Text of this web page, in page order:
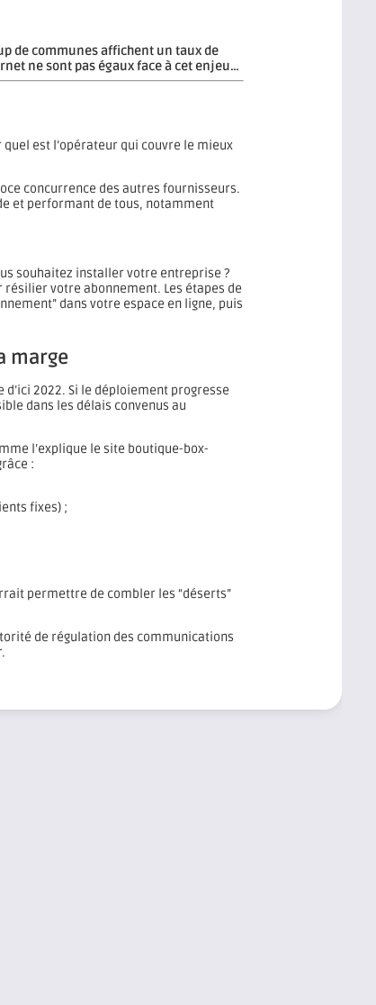
de communes affichent un taux de
ne sont pas égaux face à cet enjeu…
quel est l’opérateur qui couvre le mieux
concurrence des autres fournisseurs.
et performant de tous, notamment
souhaitez installer votre entreprise ?
résilier votre abonnement. Les étapes de
dans votre espace en ligne, puis
marge
2022. Si le déploiement progresse
dans les délais convenus au
l’explique le site boutique-box-
:
fixes) ;
permettre de combler les “déserts”
de régulation des communications